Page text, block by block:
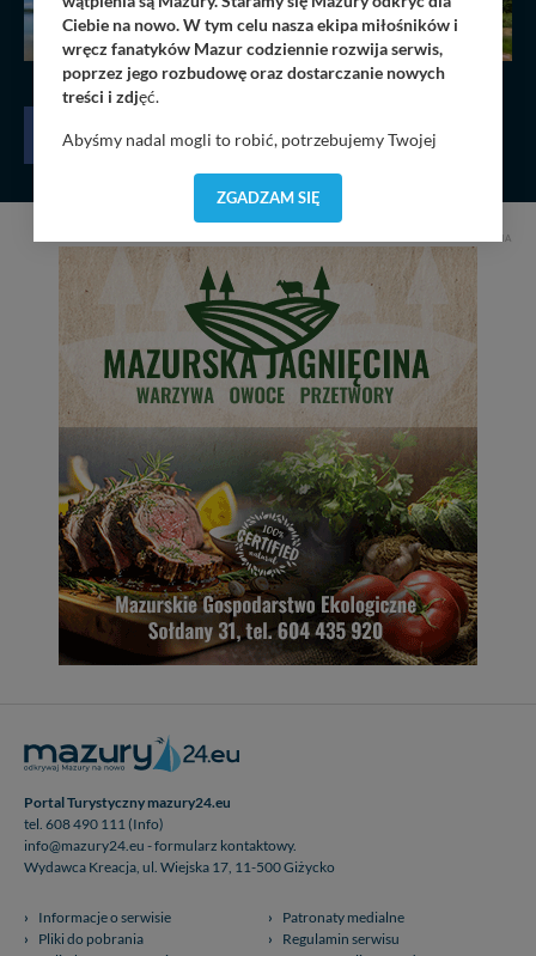
REKLAMA
Portal Turystyczny mazury24.eu
tel. 608 490 111 (Info)
info@mazury24.eu - formularz kontaktowy.
Wydawca Kreacja, ul. Wiejska 17, 11-500 Giżycko
Informacje o serwisie
Patronaty medialne
Pliki do pobrania
Regulamin serwisu
Ciebie na nowo. W tym celu nasza ekipa miłośników i
wręcz fanatyków Mazur codziennie rozwija serwis,
poprzez jego rozbudowę oraz dostarczanie nowych
treści i zdjęć.
Abyśmy nadal mogli to robić, potrzebujemy Twojej
dostosować do Twoich preferencji. Twoje dane (w tym
pliki cookies) będą zapisywane w celu usprawnienia
wyszukania, ulubione miejsca, logowania, itp).
Bezpieczeństwo Twoich danych jest dla nas
priorytetowe, bez poinformowania Ciebie nie będziemy
zmieniać zakresu naszych uprawnień. Twoje dane są u
nas bezpieczne, jeśli masz wątpliwości co do naszych
intencji, zawsze możesz wycofać swoją zgodę. Więcej
informacji uzyskach w naszejPolityce Prywatności
Klikając znak X lub przycisk PRZEJDŹ DO SERWISU
wyrażasz zgodę na przetwarzanie Twoich danych.
Nasz serwis nie wykorzystuje oraz nie udostępnia
Twoich danych innym podmiotom oraz osobom
trzecim. Wyjątkiem jest sytuacja, gdy przekazanie
Twoich danych jest elementem usługi (przekazanie
danych z formularza kontaktowego, przekazanie danych
w przypadku rezerwacji usług typu: nocleg, czartery,
itp). Więcej informacji o zasadach i funkcjonalności
serwisu wRegulaminie Serwisu.
Wiejska 17, 11-500 Giżycko. Możesz z nami
skontaktować się za pośrednictwem tej
W każdej chwili możesz: zażądać dostępu do swoich
danych, zażądać ich poprawienia lub usunięcia,
zabronić ich przetwarzania. Pamiętaj jednak, że nie
praw w odniesieniu do informacji zawartych w plikach
cookies. Twoja przeglądarka umożliwia Ci skasowanie
ZGADZAM SIĘ